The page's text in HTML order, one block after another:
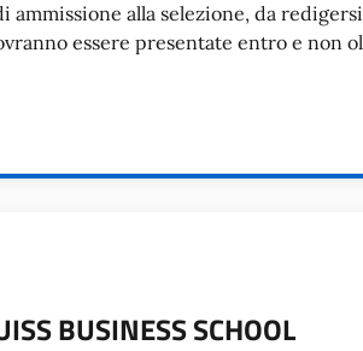
ammissione alla selezione, da
essere presentate entro e non
BUSINESS SCHOOL